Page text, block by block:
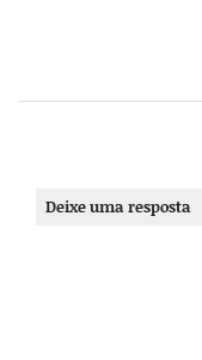
Deixe uma resposta